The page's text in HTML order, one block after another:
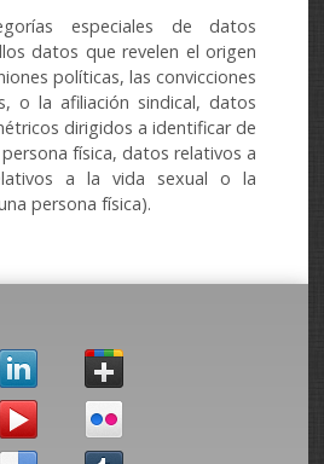
especiales de datos
datos que revelen el origen
políticas, las convicciones
o la afiliación sindical, datos
dirigidos a identificar de
física, datos relativos a
a la vida sexual o la
persona física).